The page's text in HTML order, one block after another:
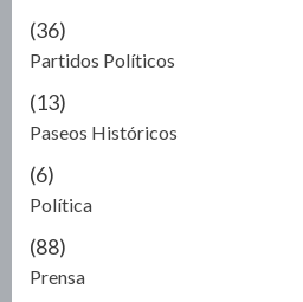
(36)
Partidos Políticos
(13)
Paseos Históricos
(6)
Política
(88)
Prensa